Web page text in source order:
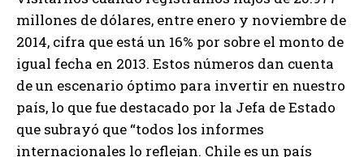
millones de dólares, entre enero y noviembre de
2014, cifra que está un 16% por sobre el monto de
igual fecha en 2013. Estos números dan cuenta
de un escenario óptimo para invertir en nuestro
país, lo que fue destacado por la Jefa de Estado
que subrayó que “todos los informes
internacionales lo reflejan. Chile es un país